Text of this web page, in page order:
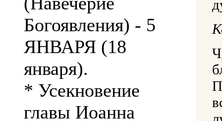
Богоявления) - 5
ЯНВАРЯ (18
января).
* Усекновение
главы Иоанна